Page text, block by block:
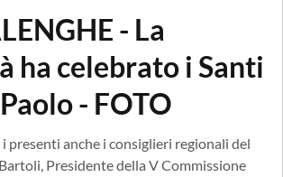
- La
ha celebrato i Santi
- FOTO
i presenti anche i consiglieri regionali del
Presidente della V Commissione